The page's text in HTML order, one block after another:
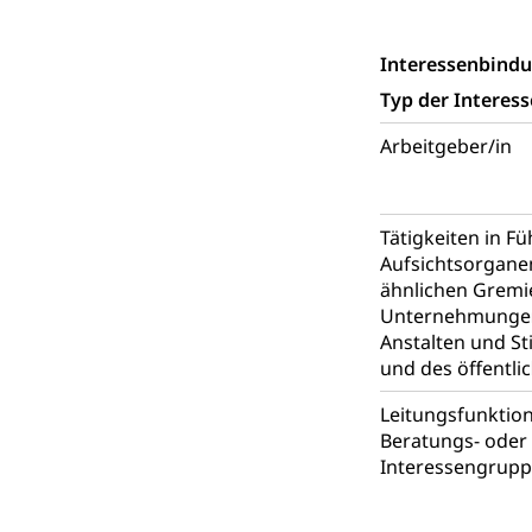
Typ der
Arbeitgeber/in
Tätigkeiten in
ähnlichen
Anstalten und
und des
Beratungs-
Geburt
Kinder und
Kinder- und
Pflege /
Hauspflege,
Betreuende
Religion
Kirche,
Sport